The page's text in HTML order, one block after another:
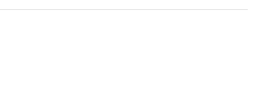
- Авторы
Культура